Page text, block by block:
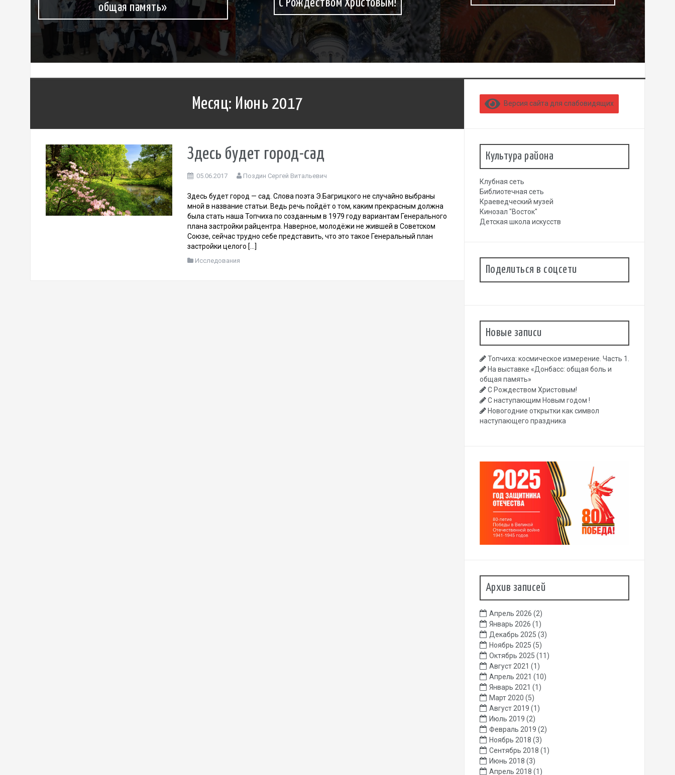
общая память»
С Рождеством Христовым!
Месяц: Июнь 2017
Здесь будет город-сад
05.06.2017 Поздин Сергей Витальевич
Здесь будет город — сад. Слова поэта Э.Багрицкого не случайно выбраны
мной в название статьи. Ведь речь пойдёт о том, каким прекрасным должна
была стать наша Топчиха по созданным в 1979 году вариантам Генерального
плана застройки райцентра. Наверное, молодёжи не жившей в Советском
Союзе, сейчас трудно себе представить, что это такое Генеральный план
застройки целого […]
Исследования
Версия сайта для слабовидящих
Культура района
Клубная сеть
Библиотечная сеть
Краеведческий музей
Кинозал "Восток"
Детская школа искусств
Поделиться в соцсети
Новые записи
Топчиха: космическое измерение. Часть 1.
На выставке «Донбасс: общая боль и
общая память»
С Рождеством Христовым!
С наступающим Новым годом !
Новогодние открытки как символ
наступающего праздника
Архив записей
Апрель 2026 (2)
Январь 2026 (1)
Декабрь 2025 (3)
Ноябрь 2025 (5)
Октябрь 2025 (11)
Август 2021 (1)
Апрель 2021 (10)
Январь 2021 (1)
Март 2020 (5)
Август 2019 (1)
Июль 2019 (2)
Февраль 2019 (2)
Ноябрь 2018 (3)
Сентябрь 2018 (1)
Июнь 2018 (3)
Апрель 2018 (1)